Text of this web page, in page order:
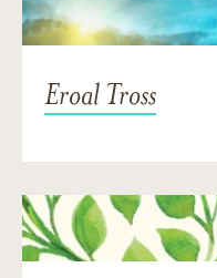
Eroal Tross